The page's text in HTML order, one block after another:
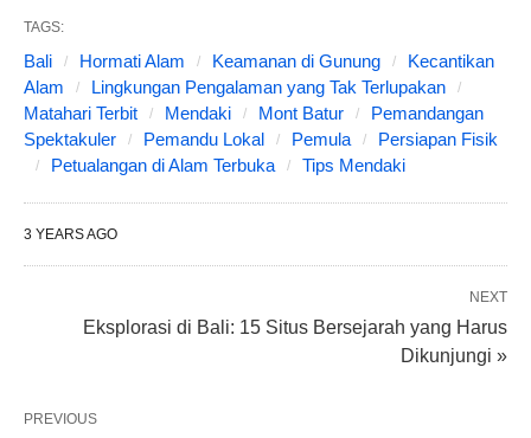
TAGS:
Bali Hormati Alam Keamanan di Gunung
Kecantikan
Alam
Lingkungan Pengalaman yang Tak Terlupakan
Matahari Terbit
Mendaki Mont Batur
Pemandangan
Spektakuler
Pemandu Lokal Pemula
Persiapan Fisik
Petualangan di Alam Terbuka
Tips Mendaki
3 YEARS AGO
NEXT
Eksplorasi di Bali: 15 Situs Bersejarah yang Harus
Dikunjungi »
PREVIOUS